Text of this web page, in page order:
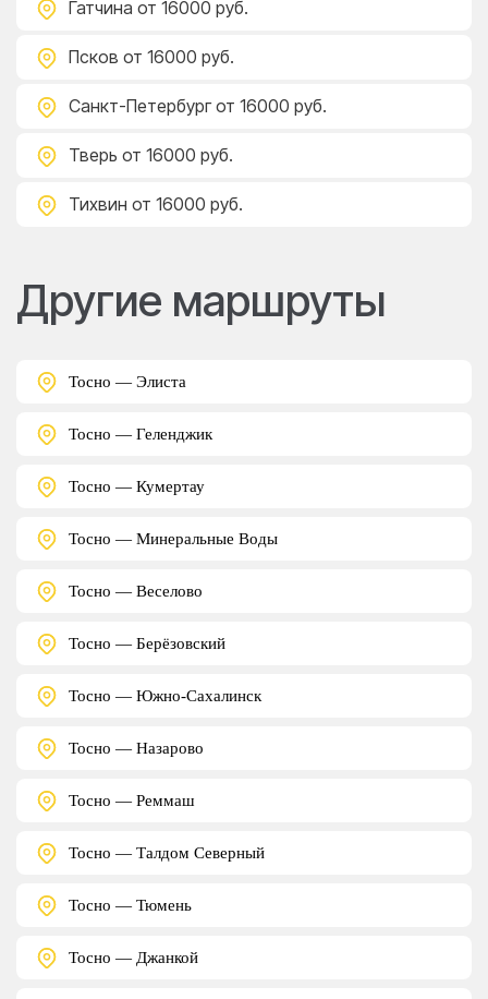
Гатчина от 16000 руб.
Псков от 16000 руб.
Санкт-Петербург от 16000 руб.
Тверь от 16000 руб.
Тихвин от 16000 руб.
Другие маршруты
Тосно — Элиста
Тосно — Геленджик
Тосно — Кумертау
Тосно — Минеральные Воды
Тосно — Веселово
Тосно — Берёзовский
Тосно — Южно-Сахалинск
Тосно — Назарово
Тосно — Реммаш
Тосно — Талдом Северный
Тосно — Тюмень
Тосно — Джанкой